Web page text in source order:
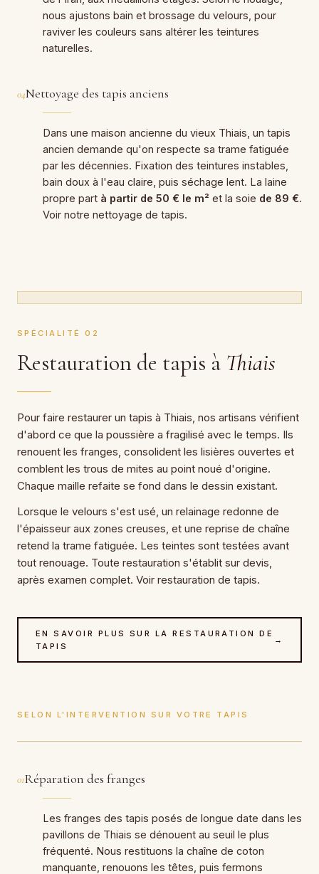
nous ajustons bain et brossage du velours, pour
raviver les couleurs sans altérer les teintures
naturelles.
04Nettoyage des tapis anciens
Dans une maison ancienne du vieux Thiais, un tapis
ancien demande qu'on respecte sa trame fatiguée
par les décennies. Fixation des teintures instables,
bain doux à l'eau claire, puis séchage lent. La laine
propre part à partir de 50 € le m² et la soie de 89 €.
Voir notre nettoyage de tapis.
SPÉCIALITÉ 02
Restauration de tapis à Thiais
Pour faire restaurer un tapis à Thiais, nos artisans vérifient
d'abord ce que la poussière a fragilisé avec le temps. Ils
renouent les franges, consolident les lisières ouvertes et
comblent les trous de mites au point noué d'origine.
Chaque maille refaite se fond dans le dessin existant.
Lorsque le velours s'est usé, un relainage redonne de
l'épaisseur aux zones creuses, et une reprise de chaîne
retend la trame fatiguée. Les teintes sont testées avant
tout renouage. Toute restauration s'établit sur devis,
après examen complet. Voir restauration de tapis.
EN SAVOIR PLUS SUR LA RESTAURATION DE
TAPIS
→
SELON L'INTERVENTION SUR VOTRE TAPIS
01Réparation des franges
Les franges des tapis posés de longue date dans les
pavillons de Thiais se dénouent au seuil le plus
fréquenté. Nous restituons la chaîne de coton
manquante, renouons les têtes, puis fermons